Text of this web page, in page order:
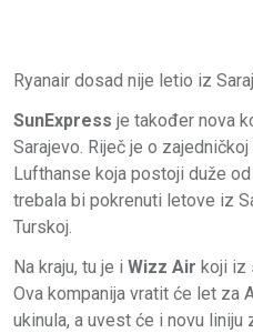
Ryanair dosad nije letio iz
SunExpress je također nova
Sarajevo. Riječ je o
Lufthanse koja postoji duže
trebala bi pokrenuti letove iz
Turskoj.
Na kraju, tu je i Wizz Air koji iz
Ova kompanija vratit će let za
ukinula, a uvest će i novu liniju